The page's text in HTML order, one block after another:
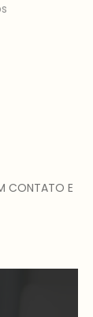
CONTATO E